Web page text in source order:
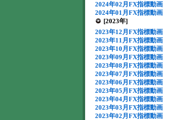
2024年02月FX指標動画
2024年01月FX指標動画
[2023年]
2023年12月FX指標動画
2023年11月FX指標動画
2023年10月FX指標動画
2023年09月FX指標動画
2023年08月FX指標動画
2023年07月FX指標動画
2023年06月FX指標動画
2023年05月FX指標動画
2023年04月FX指標動画
2023年03月FX指標動画
2023年02月FX指標動画